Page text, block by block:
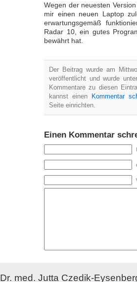
Wegen der neuesten
mir einen neuen Laptop
erwartungsgemäß
Radar 10, ein gutes
bewährt hat.
Der Beitrag wurde am
veröffentlicht und wurde
Kommentare zu diesen
kannst einen Kommentar
Seite einrichten.
Einen Kommentar
Dr. med. Jutta Czedik-